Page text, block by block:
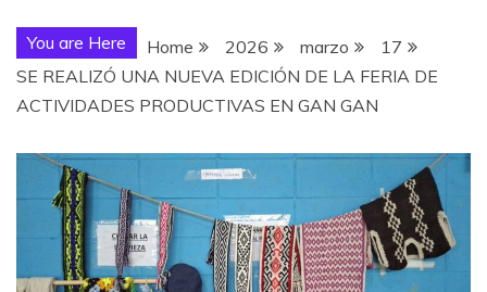
You are Here Home 2026 marzo
17
SE REALIZÓ UNA NUEVA EDICIÓN DE LA FERIA DE
ACTIVIDADES PRODUCTIVAS EN GAN GAN